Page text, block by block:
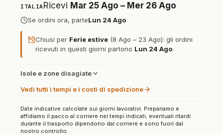
ITALIA Ricevi Mar 25 Ago – Mer 26 Ago
Se ordini ora, parteLun 24 Ago
Chiusi per Ferie estive (8 Ago – 23 Ago): gli ordini
ricevuti in questi giorni partono Lun 24 Ago.
Isole e zone disagiate
Vedi tutti i tempi e i costi di spedizione
Date indicative calcolate sui giorni lavorativi. Prepariamo e
affidiamo il pacco al corriere nei tempi indicati; eventuali ritardi
durante il trasporto dipendono dal corriere e sono fuori dal
nostro controllo.